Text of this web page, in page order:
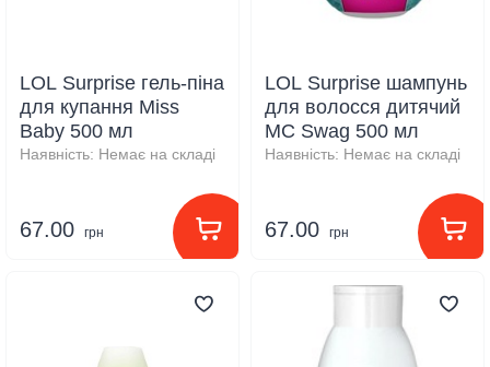
LOL Surprise гель-піна
для купання Miss
Baby 500 мл
Наявність: Немає на складі
67.00 грн
LOL Surprise шампунь
для волосся дитячий
MC Swag 500 мл
Наявність: Немає на складі
67.00 грн